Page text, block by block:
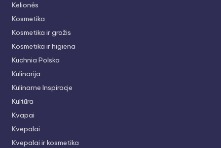
Kelionės
Kosmetika
Kosmetika ir grožis
Kosmetika ir higiena
Kuchnia Polska
Kulinarija
Kulinarne Inspiracje
Kultūra
Kvapai
Kvepalai
Kvepalai ir kosmetika